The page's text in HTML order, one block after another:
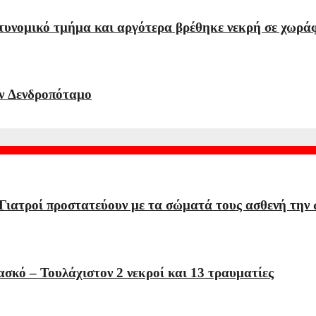
τμήμα και αργότερα βρέθηκε νεκρή σε
Δενδροπόταμο
προστατεύουν με τα σώματά τους ασθενή την
– Τουλάχιστον 2 νεκροί και 13 τραυματίες